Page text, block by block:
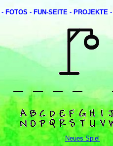
- FOTOS - FUN-SEITE - PROJEKTE -
Neues Spiel